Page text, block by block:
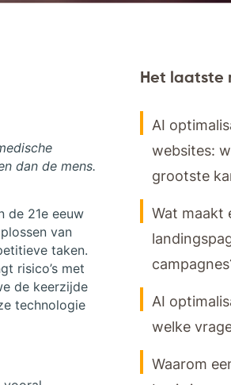
dan de mens.
de 21e eeuw
van
taken.
risico’s met
de keerzijde
technologie
Het laatste
AI
websites:
grootste
Wat maakt
AI
welke
Waarom